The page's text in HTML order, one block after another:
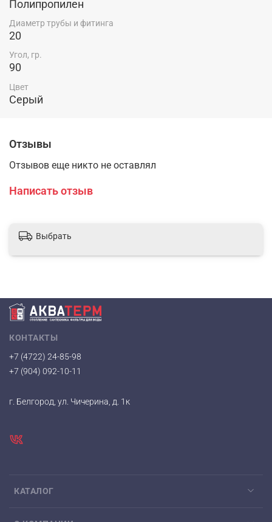
Полипропилен
Диаметр трубы и фитинга
20
Угол, гр.
90
Цвет
Серый
Отзывы
Отзывов еще никто не оставлял
Написать отзыв
Выбрать
КАТАЛОГ
КОНТАКТЫ
+7 (4722) 24-85-98
+7 (904) 092-10-11
г. Белгород, ул. Чичерина, д. 1к